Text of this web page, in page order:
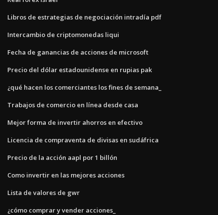
Libros de estrategias de negociación intradía pdf
Intercambio de criptomonedas liqui
Fecha de ganancias de acciones de microsoft
Precio del dólar estadounidense en rupias pak
¿qué hacen los comerciantes los fines de semana_
Trabajos de comercio en línea desde casa
Mejor forma de invertir ahorros en efectivo
Licencia de compraventa de divisas en sudáfrica
Precio de la acción aapl por 1 billón
Como invertir en las mejores acciones
Lista de valores de gwr
¿cómo comprar y vender acciones_